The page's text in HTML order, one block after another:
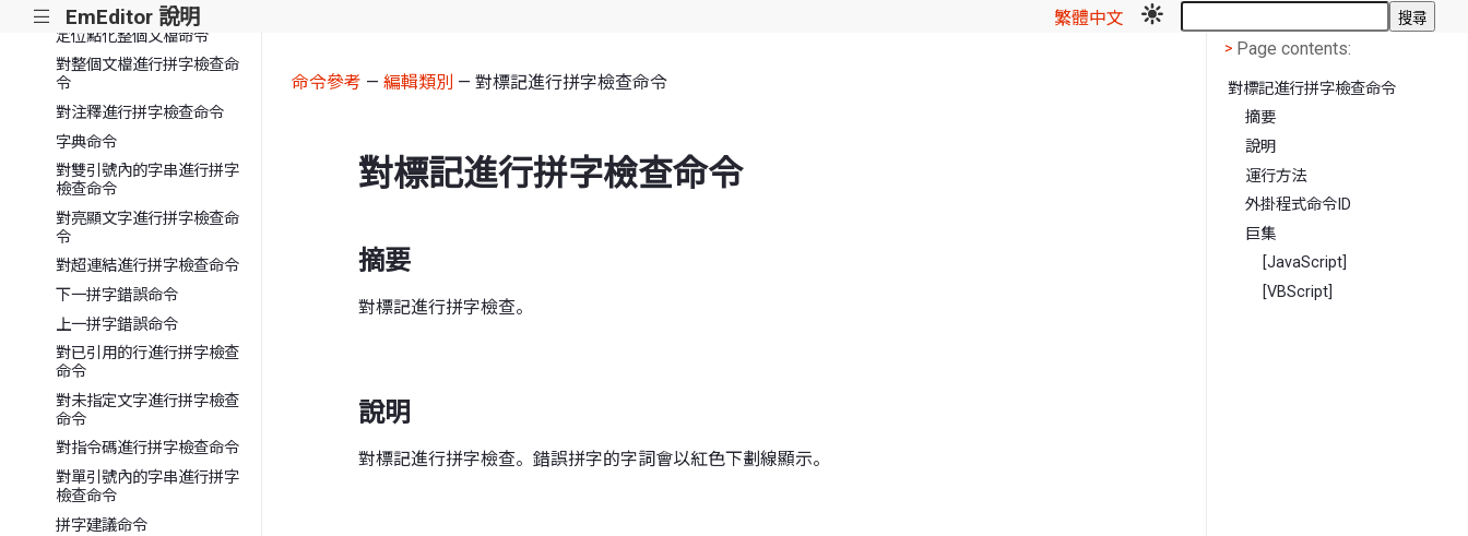
||| EmEditor 說明 繁體中文 搜尋
延伸選區到上一行命令
定位點化整個文檔命令
對整個文檔進行拼字檢查命
令
對注釋進行拼字檢查命令
字典命令
對雙引號內的字串進行拼字
檢查命令
對亮顯文字進行拼字檢查命
令
對超連結進行拼字檢查命令
下一拼字錯誤命令
上一拼字錯誤命令
對已引用的行進行拼字檢查
命令
對未指定文字進行拼字檢查
命令
對指令碼進行拼字檢查命令
對單引號內的字串進行拼字
檢查命令
拼字建議命令
命令參考 — 編輯類別 — 對標記進行拼字檢查命令
對標記進行拼字檢查命令
摘要
對標記進行拼字檢查。
說明
對標記進行拼字檢查。錯誤拼字的字詞會以紅色下劃線顯示。
< Page contents
> Page contents:
對標記進行拼字檢查命令
摘要
說明
運行方法
外掛程式命令ID
巨集
[JavaScript]
[VBScript]